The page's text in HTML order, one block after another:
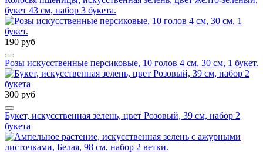
букет 43 см, набор 3 букета.
190 руб
Розы искусственные персиковые, 10 голов 4 см, 30 см, 1 букет.
300 руб
Букет, искусственная зелень, цвет Розовый, 39 см, набор 2
букета